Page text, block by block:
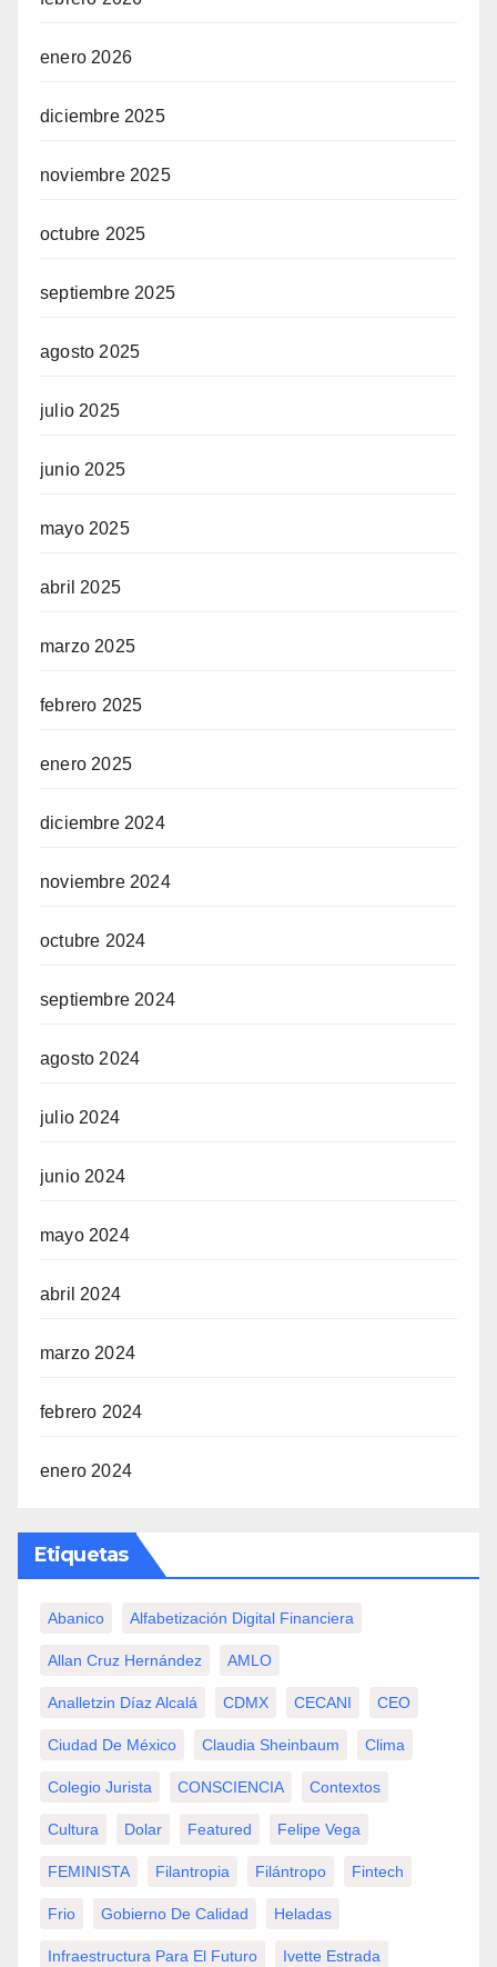
enero 2026
diciembre 2025
noviembre 2025
octubre 2025
septiembre 2025
agosto 2025
julio 2025
junio 2025
mayo 2025
abril 2025
marzo 2025
febrero 2025
enero 2025
diciembre 2024
noviembre 2024
octubre 2024
septiembre 2024
agosto 2024
julio 2024
junio 2024
mayo 2024
abril 2024
marzo 2024
febrero 2024
enero 2024
Etiquetas
Abanico Alfabetización Digital Financiera
Allan Cruz Hernández AMLO
Analletzin Díaz Alcalá CDMX CECANI CEO
Ciudad De México Claudia Sheinbaum Clima
Colegio Jurista CONSCIENCIA Contextos
Cultura Dolar Featured Felipe Vega
FEMINISTA Filantropia Filántropo Fintech
Frio Gobierno De Calidad Heladas
Infraestructura Para El Futuro Ivette Estrada